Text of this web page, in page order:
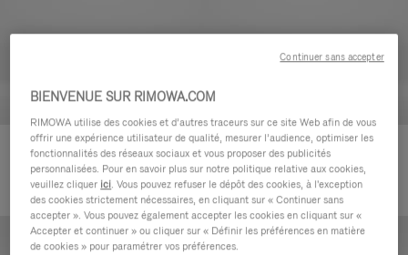
Groove - Cuir Pochette zippée
420,00 €
Groove - Cuir Pochette zippée
420,00 €
Nouveauté
BIENVENUE SUR RIMOWA.COM
RIMOWA utilise des cookies et d’autres traceurs sur ce site Web afin de vous
offrir une expérience utilisateur de qualité, mesurer l’audience, optimiser les
fonctionnalités des réseaux sociaux et vous proposer des publicités
personnalisées. Pour en savoir plus sur notre politique relative aux cookies,
veuillez cliquer ici. Vous pouvez refuser le dépôt des cookies, à l'exception
des cookies strictement nécessaires, en cliquant sur « Continuer sans
accepter ». Vous pouvez également accepter les cookies en cliquant sur «
Accepter et continuer » ou cliquer sur « Définir les préférences en matière
de cookies » pour paramétrer vos préférences.
Continuer sans accepter